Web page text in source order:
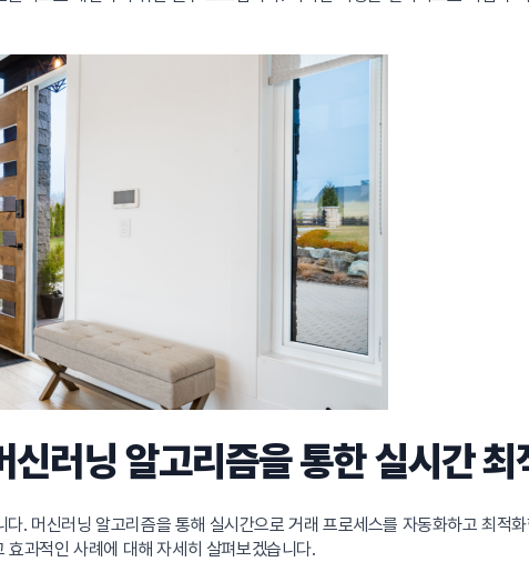
러닝 알고리즘을 통한 실시간 최
. 머신러닝 알고리즘을 통해 실시간으로 거래 프로세스를 자동화하고 최적
과적인 사례에 대해 자세히 살펴보겠습니다.